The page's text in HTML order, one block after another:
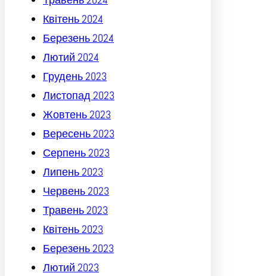
Квітень 2024
Березень 2024
Лютий 2024
Грудень 2023
Листопад 2023
Жовтень 2023
Вересень 2023
Серпень 2023
Липень 2023
Червень 2023
Травень 2023
Квітень 2023
Березень 2023
Лютий 2023